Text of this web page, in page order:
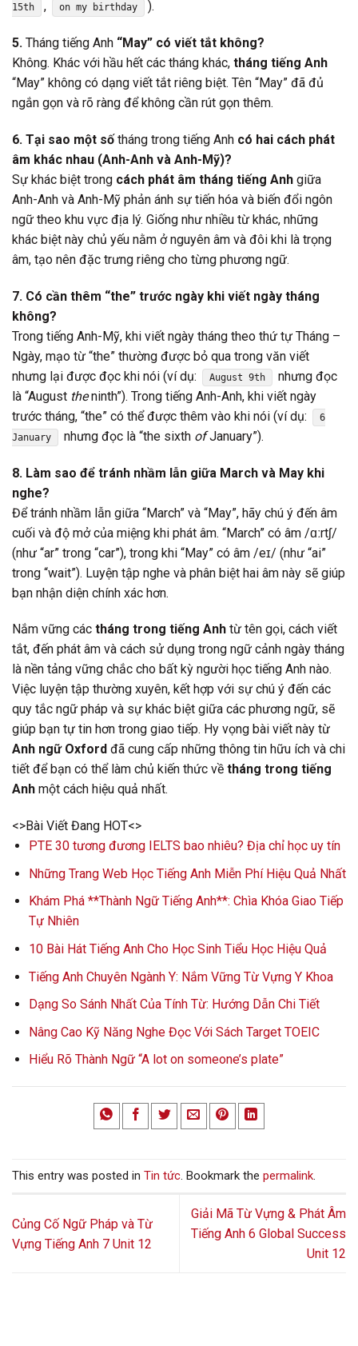
15th , on my birthday ).
5. Tháng tiếng Anh “May” có viết tắt không?
Không. Khác với hầu hết các tháng khác, tháng tiếng Anh
“May” không có dạng viết tắt riêng biệt. Tên “May” đã đủ
ngắn gọn và rõ ràng để không cần rút gọn thêm.
6. Tại sao một sốtháng trong tiếng Anh có hai cách phát
âm khác nhau (Anh-Anh và Anh-Mỹ)?
Sự khác biệt trong cách phát âm tháng tiếng Anh giữa
Anh-Anh và Anh-Mỹ phản ánh sự tiến hóa và biến đổi ngôn
ngữ theo khu vực địa lý. Giống như nhiều từ khác, những
khác biệt này chủ yếu nằm ở nguyên âm và đôi khi là trọng
âm, tạo nên đặc trưng riêng cho từng phương ngữ.
7. Có cần thêm “the” trước ngày khi viết ngày tháng
không?
Trong tiếng Anh-Mỹ, khi viết ngày tháng theo thứ tự Tháng –
Ngày, mạo từ “the” thường được bỏ qua trong văn viết
nhưng lại được đọc khi nói (ví dụ:
August 9th
nhưng đọc
là “August theninth”). Trong tiếng Anh-Anh, khi viết ngày
trước tháng, “the” có thể được thêm vào khi nói (ví dụ:
6
January
nhưng đọc là “the sixth ofJanuary”).
8. Làm sao để tránh nhầm lẫn giữa March và May khi
nghe?
Để tránh nhầm lẫn giữa “March” và “May”, hãy chú ý đến âm
cuối và độ mở của miệng khi phát âm. “March” có âm /ɑːrtʃ/
(như “ar” trong “car”), trong khi “May” có âm /eɪ/ (như “ai”
trong “wait”). Luyện tập nghe và phân biệt hai âm này sẽ giúp
bạn nhận diện chính xác hơn.
Nắm vững các tháng trong tiếng Anh từ tên gọi, cách viết
tắt, đến phát âm và cách sử dụng trong ngữ cảnh ngày tháng
là nền tảng vững chắc cho bất kỳ người học tiếng Anh nào.
Việc luyện tập thường xuyên, kết hợp với sự chú ý đến các
quy tắc ngữ pháp và sự khác biệt giữa các phương ngữ, sẽ
giúp bạn tự tin hơn trong giao tiếp. Hy vọng bài viết này từ
Anh ngữ Oxford đã cung cấp những thông tin hữu ích và chi
tiết để bạn có thể làm chủ kiến thức về tháng trong tiếng
Anh một cách hiệu quả nhất.
<>Bài Viết Đang HOT<>
PTE 30 tương đương IELTS bao nhiêu? Địa chỉ học uy tín
Những Trang Web Học Tiếng Anh Miễn Phí Hiệu Quả Nhất
Khám Phá **Thành Ngữ Tiếng Anh**: Chìa Khóa Giao Tiếp
Tự Nhiên
10 Bài Hát Tiếng Anh Cho Học Sinh Tiểu Học Hiệu Quả
Tiếng Anh Chuyên Ngành Y: Nắm Vững Từ Vựng Y Khoa
Dạng So Sánh Nhất Của Tính Từ: Hướng Dẫn Chi Tiết
Nâng Cao Kỹ Năng Nghe Đọc Với Sách Target TOEIC
Hiểu Rõ Thành Ngữ “A lot on someone’s plate”
This entry was posted in Tin tức. Bookmark the permalink.
Củng Cố Ngữ Pháp và Từ
Vựng Tiếng Anh 7 Unit 12
Giải Mã Từ Vựng & Phát Âm
Tiếng Anh 6 Global Success
Unit 12